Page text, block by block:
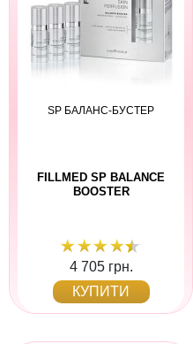
SP БАЛАНС-БУСТЕР
FILLMED SP BALANCE
BOOSTER
4 705 грн.
КУПИТИ